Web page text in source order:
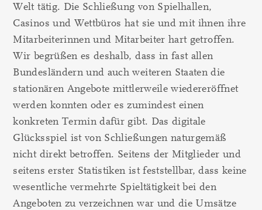
Welt tätig. Die Schließung von Spielhallen,
Casinos und Wettbüros hat sie und mit ihnen ihre
Mitarbeiterinnen und Mitarbeiter hart getroffen.
Wir begrüßen es deshalb, dass in fast allen
Bundesländern und auch weiteren Staaten die
stationären Angebote mittlerweile wiedereröffnet
werden konnten oder es zumindest einen
konkreten Termin dafür gibt. Das digitale
Glücksspiel ist von Schließungen naturgemäß
nicht direkt betroffen. Seitens der Mitglieder und
seitens erster Statistiken ist feststellbar, dass keine
wesentliche vermehrte Spieltätigkeit bei den
Angeboten zu verzeichnen war und die Umsätze